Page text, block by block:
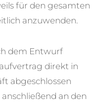
für den gesamten
anzuwenden.
dem Entwurf
direkt in
abgeschlossen
an den